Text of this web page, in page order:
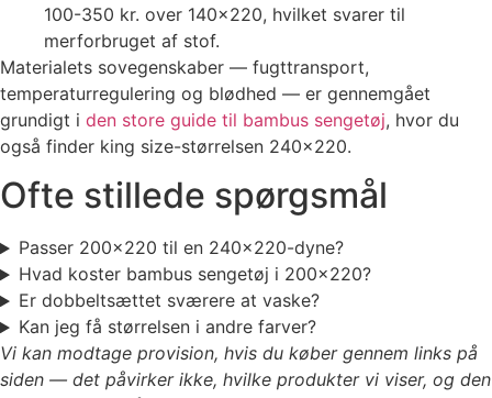
100-350 kr. over 140×220, hvilket svarer til
merforbruget af stof.
Materialets sovegenskaber — fugttransport,
temperaturregulering og blødhed — er gennemgået
grundigt i den store guide til bambus sengetøj, hvor du
også finder king size-størrelsen 240×220.
Ofte stillede spørgsmål
Passer 200×220 til en 240×220-dyne?
Hvad koster bambus sengetøj i 200×220?
Er dobbeltsættet sværere at vaske?
Kan jeg få størrelsen i andre farver?
Vi kan modtage provision, hvis du køber gennem links på
siden — det påvirker ikke, hvilke produkter vi viser, og den